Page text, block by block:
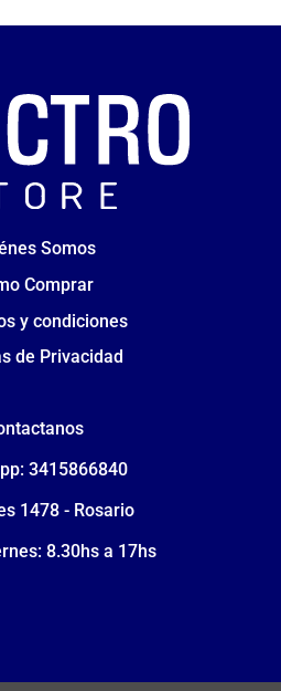
Somos
Comprar
y condiciones
de Privacidad
3415866840
1478 - Rosario
8.30hs a 17hs